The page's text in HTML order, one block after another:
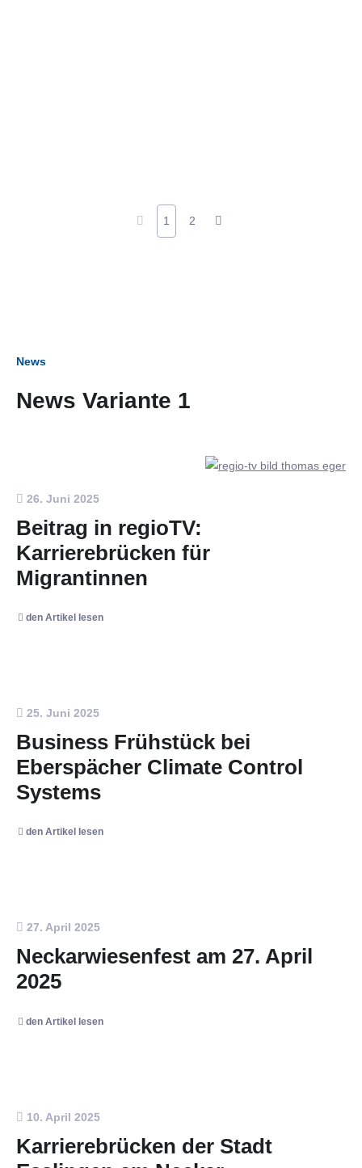
1 2
News
News Variante 1
26. Juni 2025
Beitrag in regioTV:
Karrierebrücken für
Migrantinnen
den Artikel lesen
25. Juni 2025
Business Frühstück bei
Eberspächer Climate Control
Systems
den Artikel lesen
27. April 2025
Neckarwiesenfest am 27. April
2025
den Artikel lesen
10. April 2025
Karrierebrücken der Stadt